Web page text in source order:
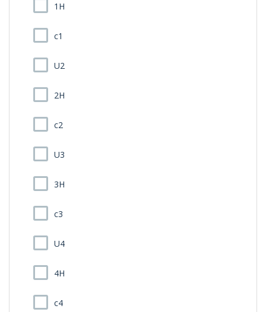
1H
c1
U2
2H
c2
U3
3H
c3
U4
4H
c4